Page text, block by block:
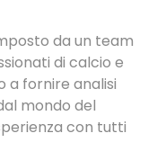
da un team
di calcio e
a fornire analisi
mondo del
con tutti